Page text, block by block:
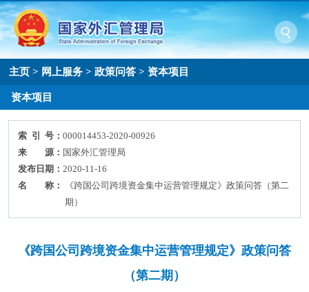
主页 > 网上服务 >政策问答 >资本项目
资本项目
索 引 号：000014453-2020-00926
来 源： 国家外汇管理局
发布日期：2020-11-16
名 称：
《跨国公司跨境资金集中运营管理规定》政策问答（第二
期）​
《跨国公司跨境资金集中运营管理规定》政策问答
（第二期）​